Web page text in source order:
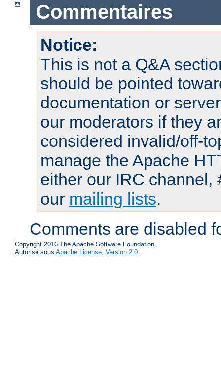
Commentaires
Notice:
This is not a Q&A
should be pointed
documentation or
our moderators if they
considered invalid/off-
manage the Apache
either our IRC channel,
our mailing lists.
Comments are disabled
Copyright 2016 The Apache Software Foundation.
Autorisé sous Apache License, Version 2.0